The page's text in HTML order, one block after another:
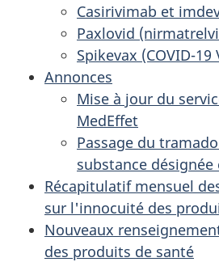
Casirivimab et
Paxlovid
Spikevax (COVID-
Annonces
Mise à jour du
MedEffet
Passage du
substance
Récapitulatif mensuel
sur l'innocuité des
Nouveaux
des produits de santé